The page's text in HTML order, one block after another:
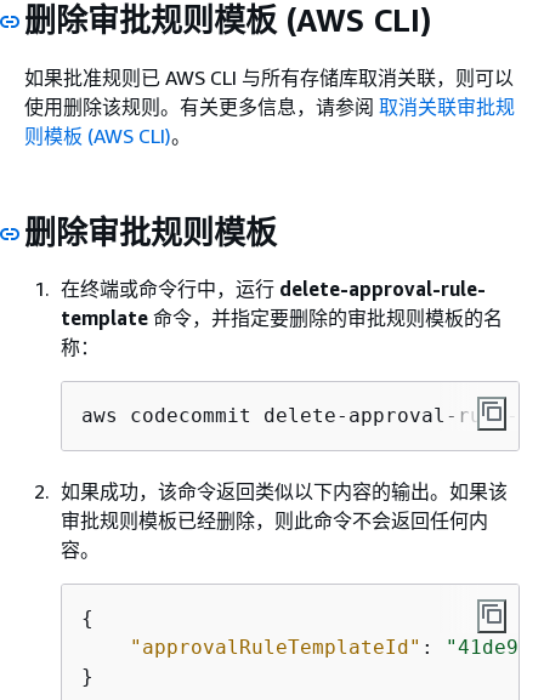
删除审批规则模板 (AWS CLI)
如果批准规则已 AWS CLI 与所有存储库取消关联，则可以
使用删除该规则。有关更多信息，请参阅 取消关联审批规
则模板 (AWS CLI)。
删除审批规则模板
在终端或命令行中，运行 delete-approval-rule-
template 命令，并指定要删除的审批规则模板的名
称：
aws codecommit delete-approval-rule-
如果成功，该命令返回类似以下内容的输出。如果该
审批规则模板已经删除，则此命令不会返回任何内
容。
{
"approvalRuleTemplateId" :
}